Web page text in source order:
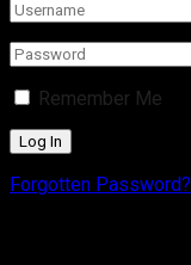
Remember Me
Forgotten Password?